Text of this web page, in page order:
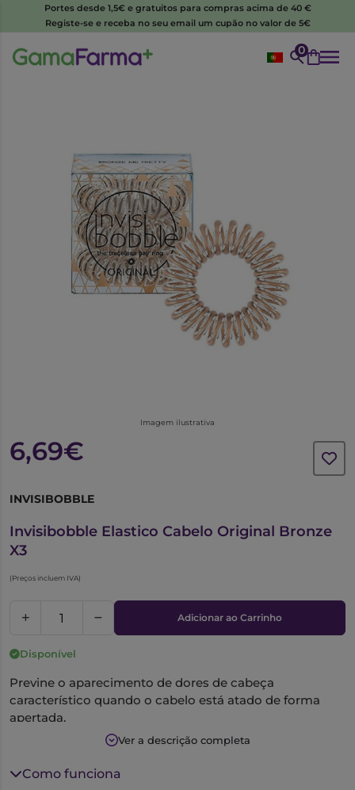
Portes desde 1,5€ e gratuitos para compras acima de 40 €
Registe-se e receba no seu email um cupão no valor de 5€
0
Imagem ilustrativa
6,69€
INVISIBOBBLE
Invisibobble Elastico Cabelo Original Bronze
X3
(Preços incluem IVA)
Adicionar ao Carrinho
Disponível
Previne o aparecimento de dores de cabeça
característico quando o cabelo está atado de forma
apertada.
Evita pontas espigadas e a quebra do cabelo, pela
distribuição da pressão de forma uniforme.
Ver a descrição completa
Como funciona